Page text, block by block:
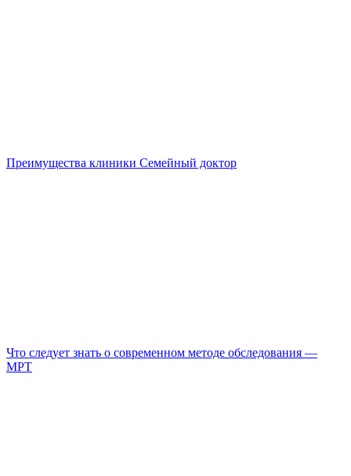
Преимущества клиники Семейный доктор
Что следует знать о современном методе обследования —
МРТ